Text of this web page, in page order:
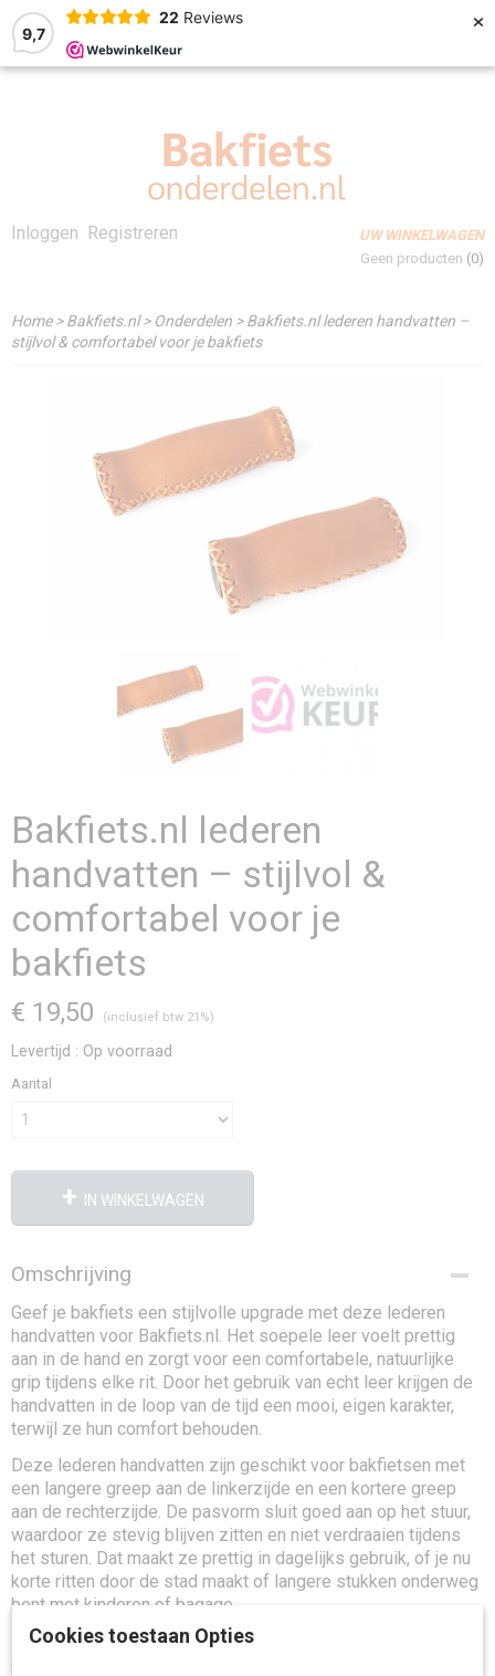
9,7
22 Reviews ×
Inloggen Registreren
UW WINKELWAGEN
Geen producten (0)
Home>Bakfiets.nl> Onderdelen >Bakfiets.nl lederen handvatten –
stijlvol & comfortabel voor je bakfiets
Bakfiets.nl lederen
handvatten – stijlvol &
comfortabel voor je
bakfiets
€ 19,50 (inclusief btw 21%)
Levertijd : Op voorraad
Aantal
IN WINKELWAGEN
Omschrijving
Geef je bakfiets een stijlvolle upgrade met deze lederen
handvatten voor Bakfiets.nl. Het soepele leer voelt prettig
aan in de hand en zorgt voor een comfortabele, natuurlijke
grip tijdens elke rit. Door het gebruik van echt leer krijgen de
handvatten in de loop van de tijd een mooi, eigen karakter,
terwijl ze hun comfort behouden.
Deze lederen handvatten zijn geschikt voor bakfietsen met
een langere greep aan de linkerzijde en een kortere greep
aan de rechterzijde. De pasvorm sluit goed aan op het stuur,
waardoor ze stevig blijven zitten en niet verdraaien tijdens
het sturen. Dat maakt ze prettig in dagelijks gebruik, of je nu
korte ritten door de stad maakt of langere stukken onderweg
bent met kinderen of bagage.
Zoek je een combinatie van comfort, uitstraling en
Cookies toestaan Opties